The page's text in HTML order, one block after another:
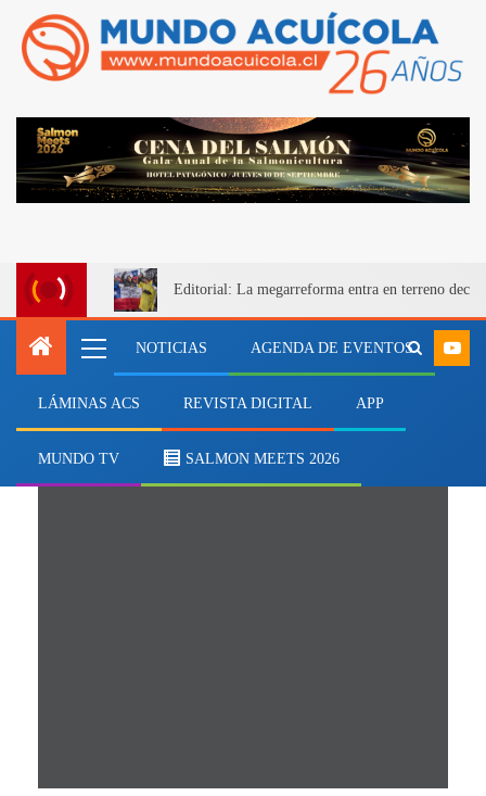
Editorial: La megarreforma entra en terreno
NOTICIAS AGENDA DE EVENTOS
LÁMINAS ACS REVISTA DIGITAL APP
MUNDO TV SALMON MEETS 2026
Eventos